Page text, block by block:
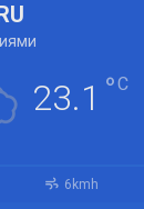
23.1 °C
6kmh